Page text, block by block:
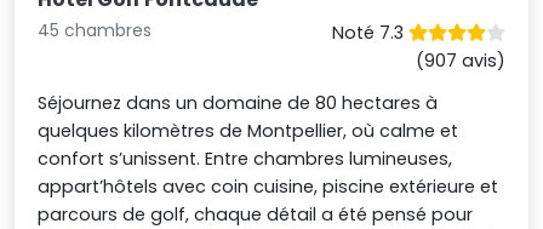
45 chambres
Noté 7.3
(907 avis)
Séjournez dans un domaine de 80 hectares à
quelques kilomètres de Montpellier, où calme et
confort s’unissent. Entre chambres lumineuses,
appart’hôtels avec coin cuisine, piscine extérieure et
parcours de golf, chaque détail a été pensé pour